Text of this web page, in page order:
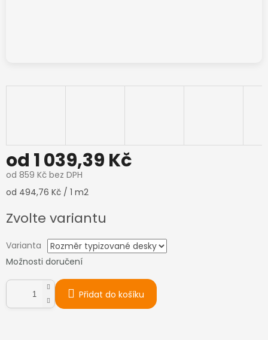
od 1 039,39 Kč
od 859 Kč bez DPH
Měrná
od 494,76 Kč / 1 m2
Zvolte variantu
Varianta
Možnosti doručení
Přidat do košíku